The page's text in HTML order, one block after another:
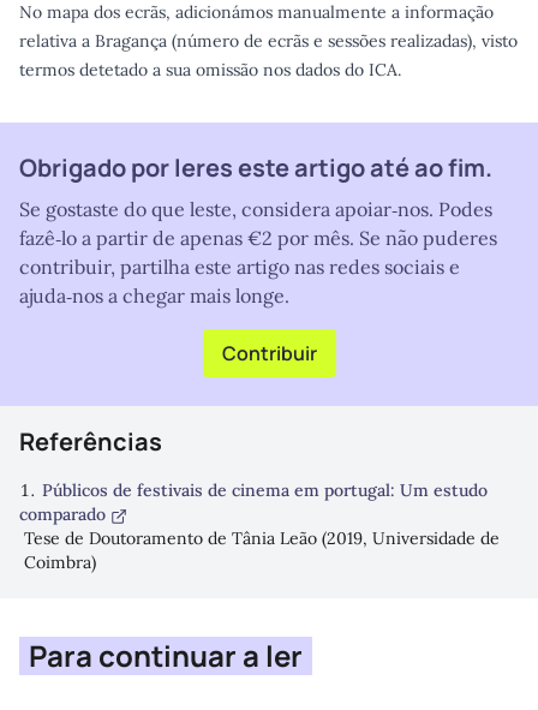
No mapa dos ecrãs, adicionámos manualmente a informação
relativa a Bragança (número de ecrãs e sessões realizadas), visto
termos detetado a sua omissão nos dados do ICA.
Obrigado por leres este artigo até ao fim.
Se gostaste do que leste, considera apoiar‑nos. Podes
fazê‑lo a partir de apenas €2 por mês. Se não puderes
contribuir, partilha este artigo nas redes sociais e
ajuda‑nos a chegar mais longe.
Contribuir
Referências
Públicos de festivais de cinema em portugal: Um estudo
comparado
Tese de Doutoramento de Tânia Leão (2019, Universidade de
Coimbra)
Para continuar a ler